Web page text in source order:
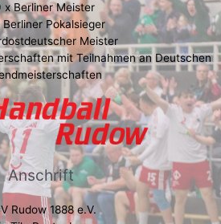
x Berliner Meister
Berliner Pokalsieger
Meister
mit Teilnahmen an Deutschen
Anschrift
Rudow 1888 e.V.